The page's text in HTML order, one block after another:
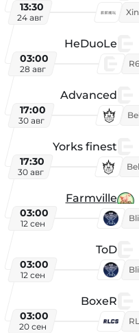
13:30
24 авг
HeDuoLe
03:00
28 авг
Advanced
17:00
30 авг
Yorks finest
17:30
30 авг
Farmville
03:00
12 сен
ToD
03:00
12 сен
BoxeR
03:00
20 сен